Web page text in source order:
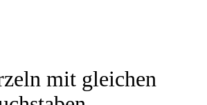
mit gleichen